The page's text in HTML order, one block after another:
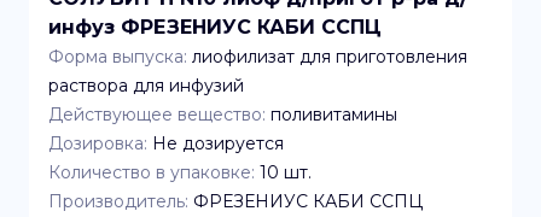
инфуз ФРЕЗЕНИУС КАБИ ССПЦ
Форма выпуска: лиофилизат для приготовления
раствора для инфузий
Действующее вещество: поливитамины
Дозировка: Не дозируется
Количество в упаковке: 10 шт.
Производитель: ФРЕЗЕНИУС КАБИ ССПЦ